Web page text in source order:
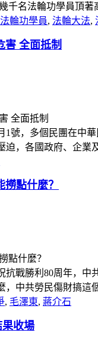
千名法輪功學員頂
法輪功學員, 法輪大法,
害 全面抵制
1號，多個民團在
迫，各國政府、企業
點什麼？
抗戰勝利80周年，
中共勞民傷財搞這
, 毛澤東, 蔣介石
收場